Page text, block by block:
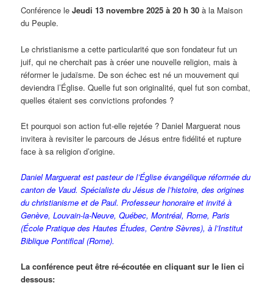
Conférence leJeudi 13 novembre 2025 à 20 h 30à la Maison
du Peuple.
Le christianisme a cette particularité que son fondateur fut un
juif, qui ne cherchait pas à créer une nouvelle religion, mais à
réformer le judaïsme. De son échec est né un mouvement qui
deviendra l’Église. Quelle fut son originalité, quel fut son combat,
quelles étaient ses convictions profondes ?
Et pourquoi son action fut-elle rejetée ? Daniel Marguerat nous
invitera à revisiter le parcours de Jésus entre fidélité et rupture
face à sa religion d’origine.
Daniel Marguerat est pasteur de l’Église évangélique réformée du
canton de Vaud. Spécialiste du Jésus de l’histoire, des origines
du christianisme et de Paul. Professeur honoraire et invité à
Genève, Louvain-la-Neuve, Québec, Montréal, Rome, Paris
(École Pratique des Hautes Études, Centre Sèvres), à l’Institut
Biblique Pontifical (Rome).
La conférence peut être ré-écoutée en cliquant sur le lien ci
dessous: